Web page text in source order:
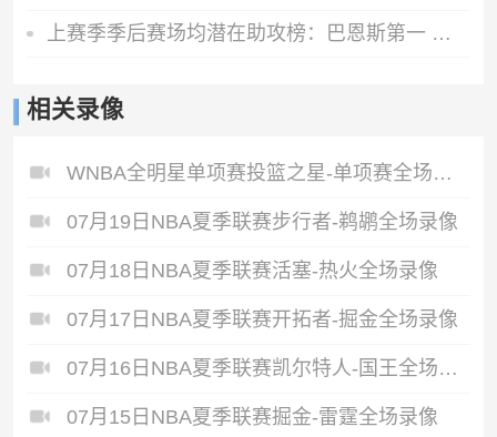
上赛季季后赛场均潜在助攻榜：巴恩斯第一 约基奇第二 SGA第三
相关录像
WNBA全明星单项赛投篮之星-单项赛全场录像
07月19日NBA夏季联赛步行者-鹈鹕全场录像
07月18日NBA夏季联赛活塞-热火全场录像
07月17日NBA夏季联赛开拓者-掘金全场录像
07月16日NBA夏季联赛凯尔特人-国王全场录像
07月15日NBA夏季联赛掘金-雷霆全场录像